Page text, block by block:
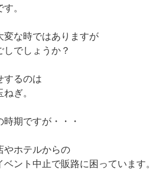
。
変な時ではありますが
しでしょうか？
するのは
ぎ。
期ですが・・・
やホテルからの
ント中止で販路に困っています。